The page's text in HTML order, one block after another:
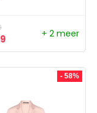
prijs was:
Huidige prijs is:
+ 2 meer
- 58%